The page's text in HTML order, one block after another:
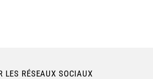
LES RÉSEAUX SOCIAUX